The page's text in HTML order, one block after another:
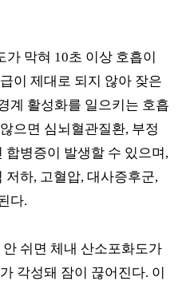
가 막혀 10초 이상 호흡이
이 제대로 되지 않아 잦은
계 활성화를 일으키는 호흡
으면 심뇌혈관질환, 부정
합병증이 발생할 수 있으며 ,
저하, 고혈압,대사증후군,
다.
쉬면 체내 산소포화도가
각성돼 잠이 끊어진다. 이